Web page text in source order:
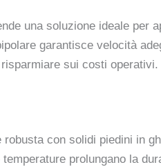
una soluzione ideale per
garantisce velocità
sui costi operativi.
con solidi piedini in
prolungano la